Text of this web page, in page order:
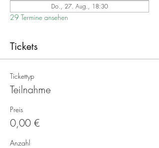
Do., 27. Aug., 18:30
29 Termine ansehen
Tickets
Tickettyp
Teilnahme
Preis
0,00 €
Anzahl